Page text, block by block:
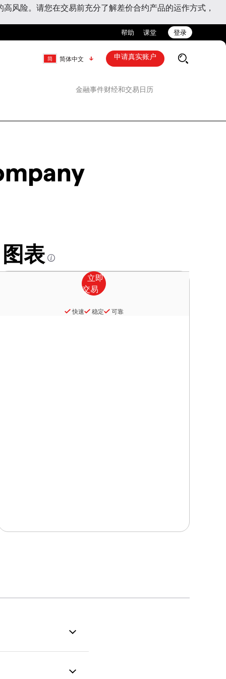
风险。请您在交易前充分了解差价合约产品的运作方式，
帮助 课堂 登录
简体中文 申请真实账户
金融事件财经和交易日历
表
快速 稳定 可靠